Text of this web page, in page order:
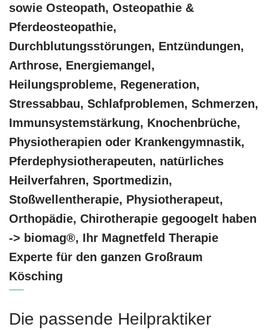
sowie Osteopath, Osteopathie &
Pferdeosteopathie,
Durchblutungsstörungen, Entzündungen,
Arthrose, Energiemangel,
Heilungsprobleme, Regeneration,
Stressabbau, Schlafproblemen, Schmerzen,
Immunsystemstärkung, Knochenbrüche,
Physiotherapien oder Krankengymnastik,
Pferdephysiotherapeuten, natürliches
Heilverfahren, Sportmedizin,
Stoßwellentherapie, Physiotherapeut,
Orthopädie, Chirotherapie gegoogelt haben
-> biomag®, Ihr Magnetfeld Therapie
Experte für den ganzen Großraum
Kösching
Die passende Heilpraktiker